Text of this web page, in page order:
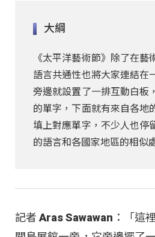
大綱
《太平洋藝術節》除了在藝
語言共通性也將大家連結在
旁邊就設置了一排互動白板
的單字，下面就有來自各地
填上對應單字，不少人也停
的語言和各國家地區的相似
記者 Aras Sawawan：「這